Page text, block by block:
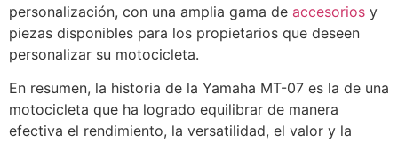
personalización, con una amplia gama de accesorios y
piezas disponibles para los propietarios que deseen
personalizar su motocicleta.
En resumen, la historia de la Yamaha MT-07 es la de una
motocicleta que ha logrado equilibrar de manera
efectiva el rendimiento, la versatilidad, el valor y la